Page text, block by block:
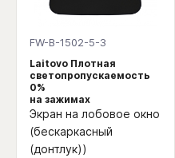
FW-B-1502-5-3
Laitovo Плотная
светопропускаемость
0%
на зажимах
Экран на лобовое окно
(бескаркасный
(донтлук))